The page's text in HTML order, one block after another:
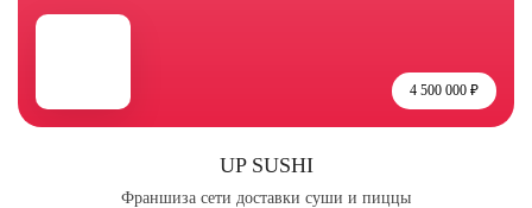
4 500 000 ₽
UP SUSHI
Франшиза сети доставки суши и пиццы